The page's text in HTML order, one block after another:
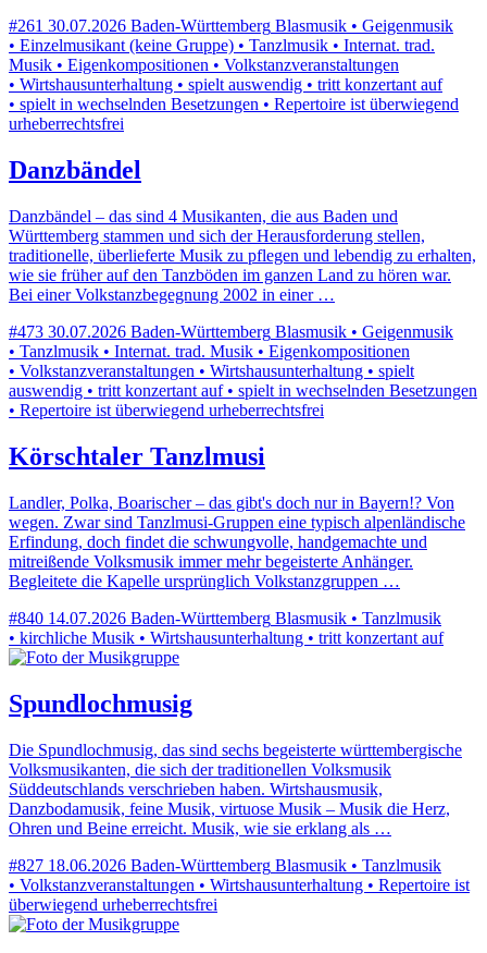
#261 30.07.2026 Baden-Württemberg Blasmusik • Geigenmusik
• Einzelmusikant (keine Gruppe) • Tanzlmusik • Internat. trad.
Musik • Eigenkompositionen • Volkstanzveranstaltungen
• Wirtshausunterhaltung • spielt auswendig • tritt konzertant auf
• spielt in wechselnden Besetzungen • Repertoire ist überwiegend
urheberrechtsfrei
Danzbändel
Danzbändel – das sind 4 Musikanten, die aus Baden und
Württemberg stammen und sich der Herausforderung stellen,
traditionelle, überlieferte Musik zu pflegen und lebendig zu erhalten,
wie sie früher auf den Tanzböden im ganzen Land zu hören war.
Bei einer Volkstanzbegegnung 2002 in einer …
#473 30.07.2026 Baden-Württemberg Blasmusik • Geigenmusik
• Tanzlmusik • Internat. trad. Musik • Eigenkompositionen
• Volkstanzveranstaltungen • Wirtshausunterhaltung • spielt
auswendig • tritt konzertant auf • spielt in wechselnden Besetzungen
• Repertoire ist überwiegend urheberrechtsfrei
Körschtaler Tanzlmusi
Landler, Polka, Boarischer – das gibt's doch nur in Bayern!? Von
wegen. Zwar sind Tanzlmusi-Gruppen eine typisch alpenländische
Erfindung, doch findet die schwungvolle, handgemachte und
mitreißende Volksmusik immer mehr begeisterte Anhänger.
Begleitete die Kapelle ursprünglich Volkstanzgruppen …
#840 14.07.2026 Baden-Württemberg Blasmusik • Tanzlmusik
• kirchliche Musik • Wirtshausunterhaltung • tritt konzertant auf
Spundlochmusig
Die Spundlochmusig, das sind sechs begeisterte württembergische
Volksmusikanten, die sich der traditionellen Volksmusik
Süddeutschlands verschrieben haben. Wirtshausmusik,
Danzbodamusik, feine Musik, virtuose Musik – Musik die Herz,
Ohren und Beine erreicht. Musik, wie sie erklang als …
#827 18.06.2026 Baden-Württemberg Blasmusik • Tanzlmusik
• Volkstanzveranstaltungen • Wirtshausunterhaltung • Repertoire ist
überwiegend urheberrechtsfrei